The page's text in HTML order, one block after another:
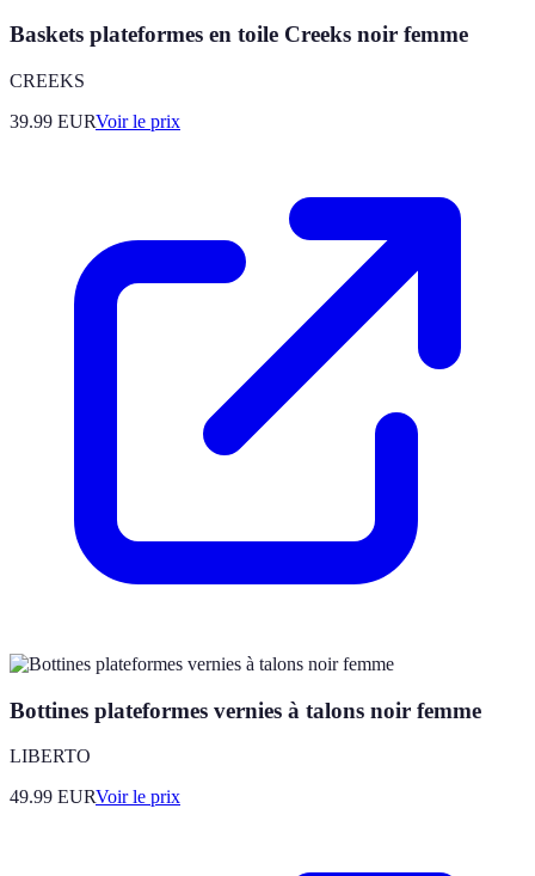
Baskets plateformes en toile Creeks noir femme
CREEKS
39.99 EURVoir le prix
Bottines plateformes vernies à talons noir femme
LIBERTO
49.99 EURVoir le prix